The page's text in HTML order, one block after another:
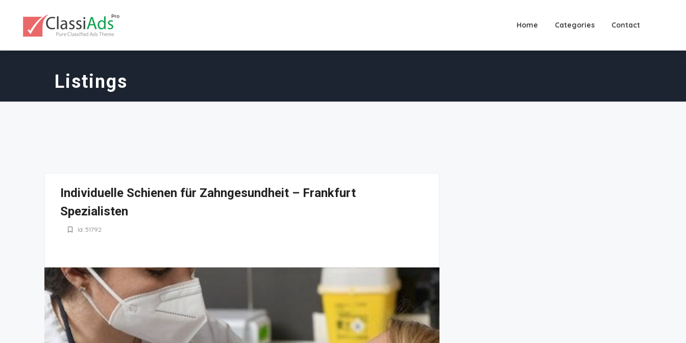
Home Categories Contact
Listings
Individuelle Schienen für Zahngesundheit – Frankfurt
Spezialisten
Id: 51792